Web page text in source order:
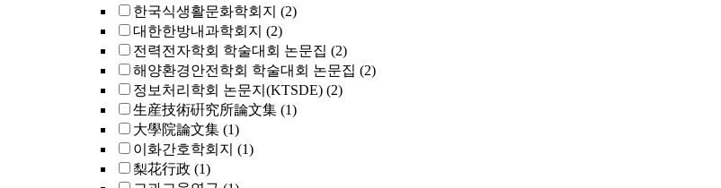
한국식생활문화학회지 (2)
대한한방내과학회지 (2)
전력전자학회 학술대회 논문집 (2)
해양환경안전학회 학술대회 논문집 (2)
정보처리학회 논문지(KTSDE) (2)
生産技術硏究所論文集 (1)
大學院論文集 (1)
이화간호학회지 (1)
梨花行政 (1)